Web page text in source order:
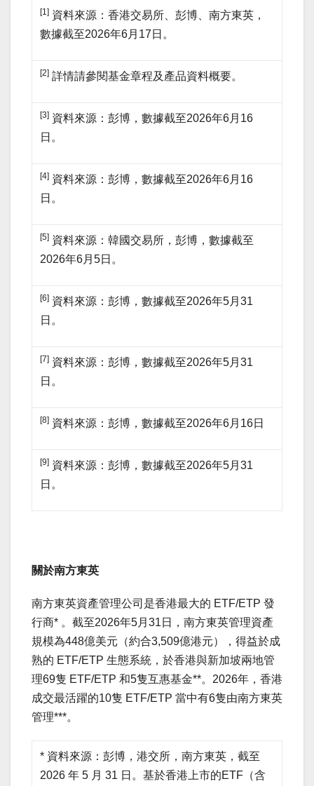
[1] 資料來源：香港交易所、彭博、南方東英，
數據截至2026年6月17日。
[2] 詳情請參閱基金章程及產品資料概要。
[3] 資料來源：彭博，數據截至2026年6月16
日。
[4] 資料來源：彭博，數據截至2026年6月16
日。
[5] 資料來源：韓國交易所，彭博，數據截至
2026年6月5日。
[6] 資料來源：彭博，數據截至2026年5月31
日。
[7] 資料來源：彭博，數據截至2026年5月31
日。
[8] 資料來源：彭博，數據截至2026年6月16日
[9] 資料來源：彭博，數據截至2026年5月31
日。
關於南方東英
南方東英資產管理公司是香港最大的 ETF/ETP 發
行商* 。截至2026年5月31日，南方東英管理資產
規模為448億美元（約合3,509億港元），得益於成
熟的 ETF/ETP 生態系統，於香港與新加坡兩地管
理69隻 ETF/ETP 和5隻互惠基金**。2026年，香港
成交最活躍的10隻 ETF/ETP 當中有6隻由南方東英
管理***。
* 資料來源：彭博，港交所，南方東英，截至
2026 年 5 月 31 日。基於香港上市的ETF（含